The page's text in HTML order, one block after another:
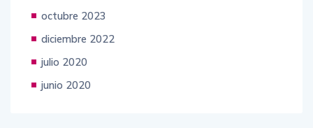
octubre 2023
diciembre 2022
julio 2020
junio 2020